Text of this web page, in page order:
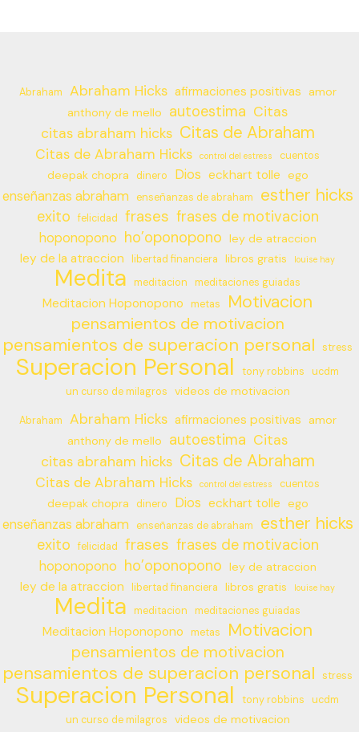
Abraham Abraham Hicks afirmaciones positivas
amor
anthony de mello
autoestima Citas
citas abraham hicks Citas de Abraham
Citas de Abraham Hicks control del estress cuentos
deepak chopra dinero Dios eckhart tolle ego
enseñanzas abraham enseñanzas de abraham esther hicks
exito felicidad frases frases de motivacion
hoponopono ho’oponopono ley de atraccion
ley de la atraccion libertad financiera libros gratis louise hay
Medita meditacion meditaciones guiadas
Meditacion Hoponopono metas Motivacion
pensamientos de motivacion
pensamientos de superacion personal stress
Superacion Personal tony robbins
ucdm
un curso de milagros
videos de motivacion
Abraham Abraham Hicks afirmaciones positivas
amor
anthony de mello
autoestima Citas
citas abraham hicks Citas de Abraham
Citas de Abraham Hicks control del estress cuentos
deepak chopra dinero Dios eckhart tolle ego
enseñanzas abraham enseñanzas de abraham esther hicks
exito felicidad frases frases de motivacion
hoponopono ho’oponopono ley de atraccion
ley de la atraccion libertad financiera libros gratis louise hay
Medita meditacion meditaciones guiadas
Meditacion Hoponopono metas Motivacion
pensamientos de motivacion
pensamientos de superacion personal stress
Superacion Personal tony robbins
ucdm
un curso de milagros
videos de motivacion